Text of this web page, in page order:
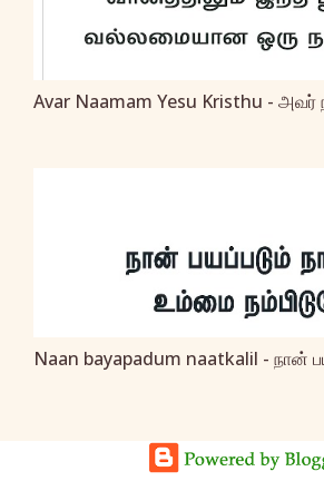
Avar Naamam Yesu Kristhu - அவர்
Naan bayapadum naatkalil - நான்